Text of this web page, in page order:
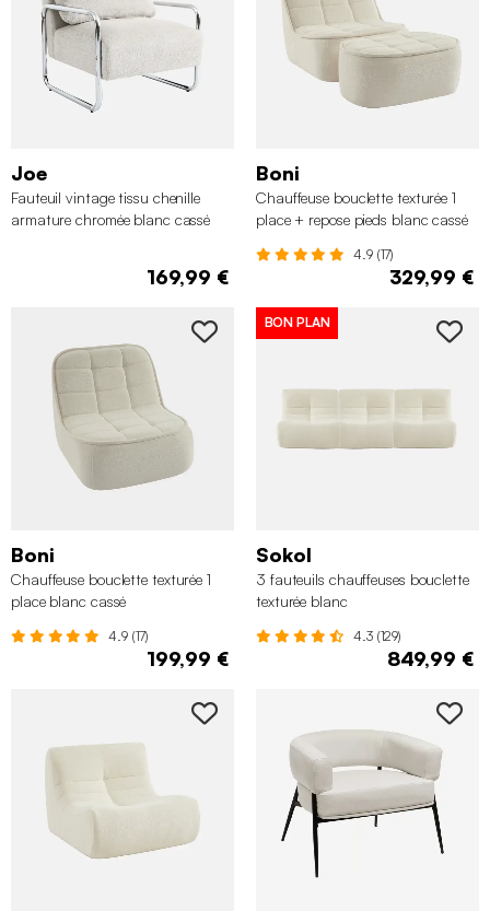
Joe
Fauteuil vintage tissu chenille
armature chromée blanc cassé
169,99 €
Boni
Chauffeuse bouclette texturée 1
place + repose pieds blanc cassé
4.9 (17)
329,99 €
Boni
Chauffeuse bouclette texturée 1
place blanc cassé
4.9 (17)
199,99 €
BON PLAN
Sokol
3 fauteuils chauffeuses bouclette
texturée blanc
4.3 (129)
849,99 €